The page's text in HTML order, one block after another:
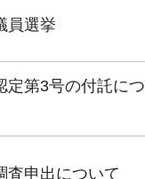
員選挙
定第3号の付託につ
査申出について